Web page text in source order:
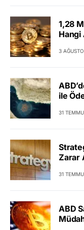
1,28
Hangi
3
ile
31
Zarar
31
ABD